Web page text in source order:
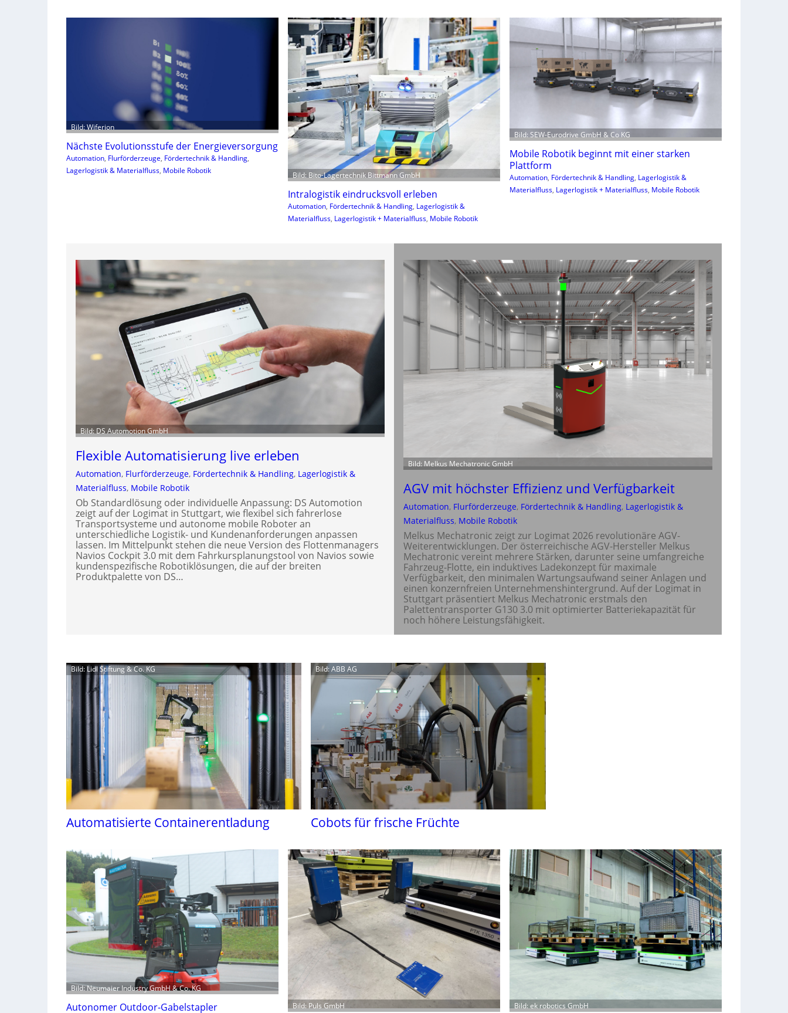
Bild: Wiferion
Nächste Evolutionsstufe der Energieversorgung
Automation, Flurförderzeuge, Fördertechnik & Handling
Lagerlogistik & Materialfluss, Mobile Robotik Bild: Bito-Lagertechnik Bittmann GmbH
Intralogistik eindrucksvoll erleben
Automation, Fördertechnik & Handling, Lagerlogistik &
Materialfluss, Lagerlogistik + Materialfluss, Mobile Robotik
Bild: SEW-Eurodrive GmbH & Co KG
Mobile Robotik beginnt mit einer starken
Plattform
Automation, Fördertechnik & Handling, Lagerlogistik &
Materialfluss, Lagerlogistik + Materialfluss, Mobile Robotik
Bild: DS Automotion GmbH
Flexible Automatisierung live erleben
Automation, Flurförderzeuge, Fördertechnik & Handling, Lagerlogistik &
Materialfluss, Mobile Robotik
Ob Standardlösung oder individuelle Anpassung: DS Automotion
zeigt auf der Logimat in Stuttgart, wie flexibel sich fahrerlose
Transportsysteme und autonome mobile Roboter an
unterschiedliche Logistik- und Kundenanforderungen anpassen
lassen. Im Mittelpunkt stehen die neue Version des Flottenmanagers
Navios Cockpit 3.0 mit dem Fahrkursplanungstool von Navios sowie
kundenspezifische Robotiklösungen, die auf der breiten
Produktpalette von DS…
Bild: Melkus Mechatronic GmbH
AGV mit höchster Effizienz und Verfügbarkeit
Automation, Flurförderzeuge, Fördertechnik & Handling, Lagerlogistik &
Materialfluss, Mobile Robotik
Melkus Mechatronic zeigt zur Logimat 2026 revolutionäre AGV-
Weiterentwicklungen. Der österreichische AGV-Hersteller Melkus
Mechatronic vereint mehrere Stärken, darunter seine umfangreiche
Fahrzeug-Flotte, ein induktives Ladekonzept für maximale
Verfügbarkeit, den minimalen Wartungsaufwand seiner Anlagen und
einen konzernfreien Unternehmenshintergrund. Auf der Logimat in
Stuttgart präsentiert Melkus Mechatronic erstmals den
Palettentransporter G130 3.0 mit optimierter Batteriekapazität für
noch höhere Leistungsfähigkeit.
Bild: Lidl Stiftung & Co. KG
Automatisierte Containerentladung
Bild: ABB AG
Cobots für frische Früchte
Bild: Neumaier Industry GmbH & Co. KG
Autonomer Outdoor-Gabelstapler Bild: Puls GmbH Bild: ek robotics GmbH